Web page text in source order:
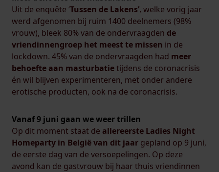
Uit de enquête ‘Tussen de Lakens’, welke vorig jaar
werd afgenomen bij ruim 1400 deelnemers (98%
vrouw), bleek 80% van de ondervraagden de
vriendinnengroep het meest te missen in de
lockdown. 45% van de ondervraagden had meer
behoefte aan masturbatietijdens de coronacrisis
én wil blijven experimenteren, met onder andere
erotische producten, ook na de coronacrisis.
Vanaf 9 juni gaan we weer trillen
Op dit moment staat de allereerste Ladies Night
Homeparty in België van dit jaar gepland op 9 juni,
de eerste dag van de versoepelingen. Op deze
avond kan de gastvrouw bij haar thuis vriendinnen